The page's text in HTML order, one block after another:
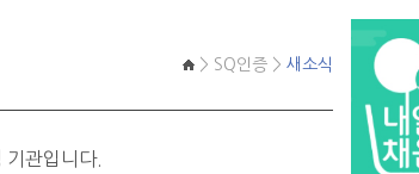
> SQ인증 > 새소식
관입니다.